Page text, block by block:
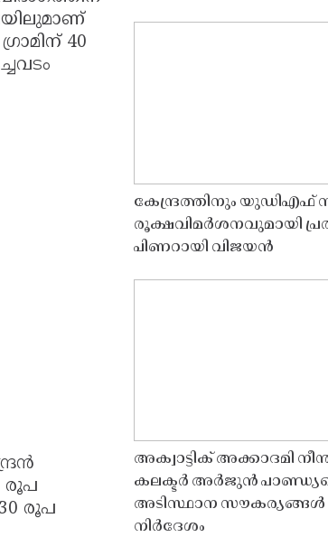
40
രൂപ
രൂപ
കേന്ദ്രത്തിനും യുഡിഎഫ്
രൂക്ഷവിമർശനവുമായി
പിണറായി വിജയൻ
അക്വാട്ടിക് അക്കാദമി
കലക്ടർ അർജുൻ
അടിസ്ഥാന സൗകര്യങ്ങൾ
നിർദേശം